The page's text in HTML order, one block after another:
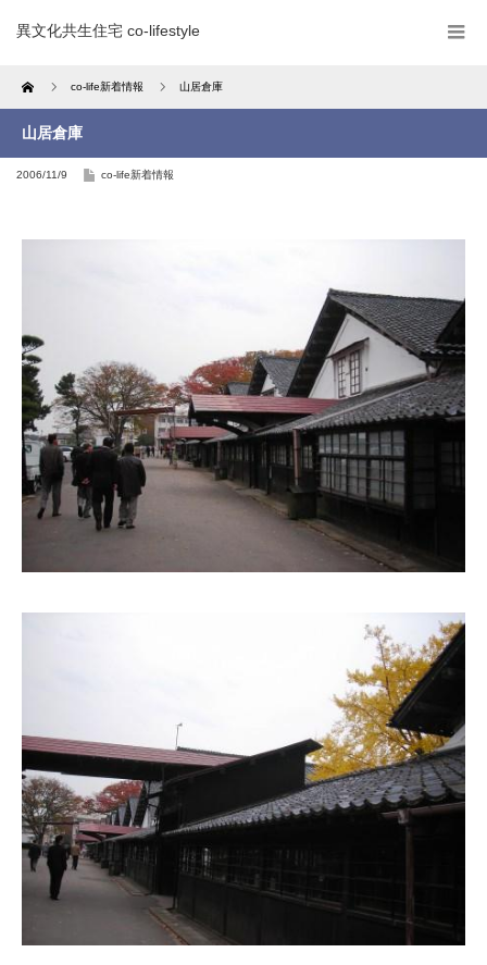
異文化共生住宅 co-lifestyle
Home co-life新着情報 山居倉庫
山居倉庫
2006/11/9 co-life新着情報